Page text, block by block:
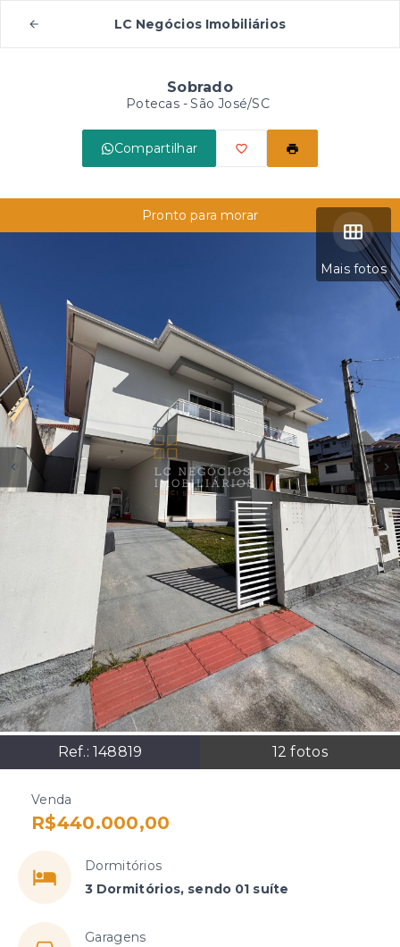
LC Negócios Imobiliários
Sobrado
Potecas - São José/SC
Compartilhar
Mais fotos
Ref.: 148819 12 fotos
Pronto para morar
Venda
R$440.000,00
Dormitórios
3 Dormitórios, sendo 01 suíte
Garagens